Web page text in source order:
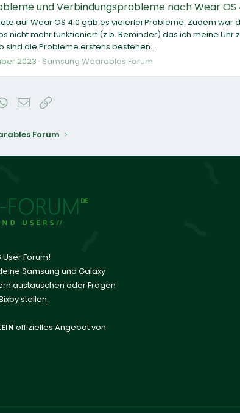
und Verbindungsprobleme nach Wear
auf Wear OS 4.0 gab es vielerlei Probleme. Zudem war
nicht mehr funktioniert (z.b. Reminder) das ich meine
sind die Probleme erstens bestehen...
2023 Samsung Wearables Forum
WhatsApp
E-Mail
Forum
User Forum!
Samsung und Galaxy
austauschen oder Fragen
stellen.
offizielles Angebot von